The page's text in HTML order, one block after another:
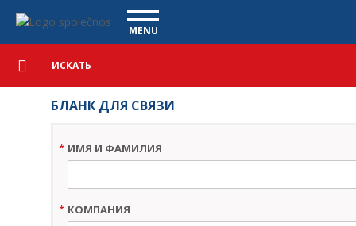
Ceník služeb - VanscentreNavigace
MENU
КОММЕРЧЕСКИЕ АВТОМОБИЛИ
АВТОМОБИЛИ
ЧТО МЫ ПРЕДЛАГАЕМ
ФИНАНСИРОВАНИЕ
НАША КОМАНДА
НАШЕ ВИДЕО
КОНТАКТЫ
Подробный
поиск Искать
БЛАНК ДЛЯ СВЯЗИ
* ИМЯ И ФАМИЛИЯ
* КОМПАНИЯ